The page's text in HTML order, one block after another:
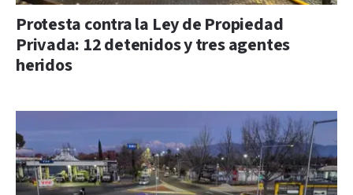
Protesta contra la Ley de Propiedad
Privada: 12 detenidos y tres agentes
heridos